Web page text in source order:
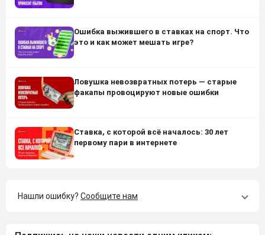
Ошибка выжившего в ставках на спорт. Что
это и как может мешать игре?
Ловушка невозвратных потерь — старые
факапы провоцируют новые ошибки
Ставка, с которой всё началось: 30 лет
первому пари в интернете
Нашли ошибку? Сообщите нам